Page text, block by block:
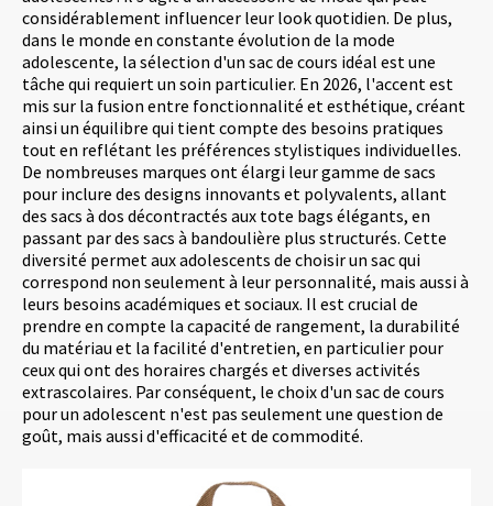
considérablement influencer leur look quotidien. De plus,
dans le monde en constante évolution de la mode
adolescente, la sélection d'un sac de cours idéal est une
tâche qui requiert un soin particulier. En 2026, l'accent est
mis sur la fusion entre fonctionnalité et esthétique, créant
ainsi un équilibre qui tient compte des besoins pratiques
tout en reflétant les préférences stylistiques individuelles.
De nombreuses marques ont élargi leur gamme de sacs
pour inclure des designs innovants et polyvalents, allant
des sacs à dos décontractés aux tote bags élégants, en
passant par des sacs à bandoulière plus structurés. Cette
diversité permet aux adolescents de choisir un sac qui
correspond non seulement à leur personnalité, mais aussi à
leurs besoins académiques et sociaux. Il est crucial de
prendre en compte la capacité de rangement, la durabilité
du matériau et la facilité d'entretien, en particulier pour
ceux qui ont des horaires chargés et diverses activités
extrascolaires. Par conséquent, le choix d'un sac de cours
pour un adolescent n'est pas seulement une question de
goût, mais aussi d'efficacité et de commodité.